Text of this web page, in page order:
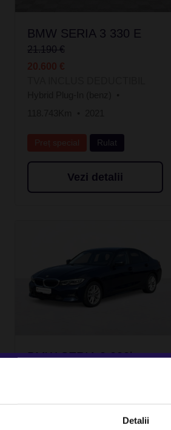
Detalii
BMW SERIA 3 330 E
21.190 €
20.600 €
Preț special Rulat
Vezi detalii
BMW SERIA 3 330i
26.400 €
TVA INCLUS DEDUCTIBIL